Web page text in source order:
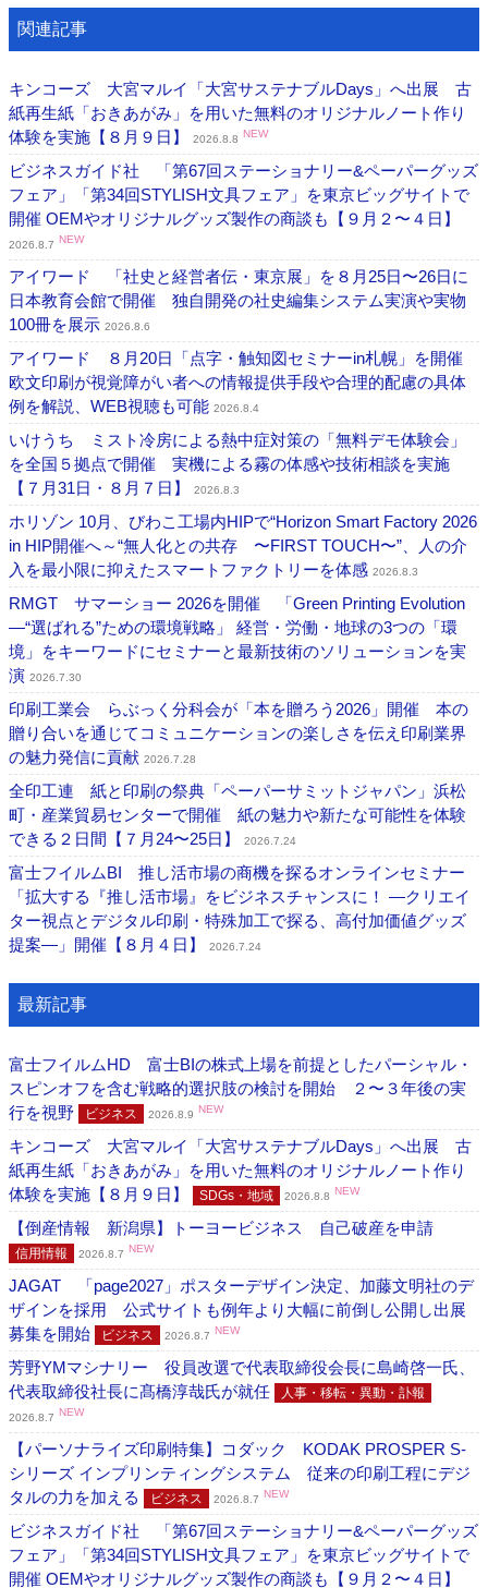
関連記事
キンコーズ 大宮マルイ「大宮サステナブルDays」へ出展 古
紙再生紙「おきあがみ」を用いた無料のオリジナルノート作り
体験を実施【８月９日】
2026.8.8 NEW
ビジネスガイド社 「第67回ステーショナリー&ペーパーグッズ
フェア」「第34回STYLISH文具フェア」を東京ビッグサイトで
開催 OEMやオリジナルグッズ製作の商談も【９月２〜４日】
2026.8.7 NEW
アイワード 「社史と経営者伝・東京展」を８月25日〜26日に
日本教育会館で開催 独自開発の社史編集システム実演や実物
100冊を展示 2026.8.6
アイワード ８月20日「点字・触知図セミナーin札幌」を開催
欧文印刷が視覚障がい者への情報提供手段や合理的配慮の具体
例を解説、WEB視聴も可能 2026.8.4
いけうち ミスト冷房による熱中症対策の「無料デモ体験会」
を全国５拠点で開催 実機による霧の体感や技術相談を実施
【７月31日・８月７日】
2026.8.3
ホリゾン 10月、びわこ工場内HIPで“Horizon Smart Factory 2026
in HIP開催へ～“無人化との共存 〜FIRST TOUCH〜”、人の介
入を最小限に抑えたスマートファクトリーを体感 2026.8.3
RMGT サマーショー 2026を開催 「Green Printing Evolution
―“選ばれる”ための環境戦略」 経営・労働・地球の3つの「環
境」をキーワードにセミナーと最新技術のソリューションを実
演 2026.7.30
印刷工業会 らぶっく分科会が「本を贈ろう2026」開催 本の
贈り合いを通じてコミュニケーションの楽しさを伝え印刷業界
の魅力発信に貢献 2026.7.28
全印工連 紙と印刷の祭典「ペーパーサミットジャパン」浜松
町・産業貿易センターで開催 紙の魅力や新たな可能性を体験
できる２日間【７月24〜25日】
2026.7.24
富士フイルムBI 推し活市場の商機を探るオンラインセミナー
「拡大する『推し活市場』をビジネスチャンスに！ ―クリエイ
ター視点とデジタル印刷・特殊加工で探る、高付加価値グッズ
提案―」開催【８月４日】
2026.7.24
最新記事
富士フイルムHD 富士BIの株式上場を前提としたパーシャル・
スピンオフを含む戦略的選択肢の検討を開始 ２〜３年後の実
行を視野
ビジネス 2026.8.9 NEW
キンコーズ 大宮マルイ「大宮サステナブルDays」へ出展 古
紙再生紙「おきあがみ」を用いた無料のオリジナルノート作り
体験を実施【８月９日】
SDGs・地域 2026.8.8 NEW
【倒産情報 新潟県】トーヨービジネス 自己破産を申請
信用情報 2026.8.7 NEW
JAGAT 「page2027」ポスターデザイン決定、加藤文明社のデ
ザインを採用 公式サイトも例年より大幅に前倒し公開し出展
募集を開始
ビジネス 2026.8.7 NEW
芳野YMマシナリー 役員改選で代表取締役会長に島崎啓一氏、
代表取締役社長に髙橋淳哉氏が就任
人事・移転・異動・訃報
2026.8.7 NEW
【パーソナライズ印刷特集】コダック KODAK PROSPER S-
シリーズ インプリンティングシステム 従来の印刷工程にデジ
タルの力を加える
ビジネス 2026.8.7 NEW
ビジネスガイド社 「第67回ステーショナリー&ペーパーグッズ
フェア」「第34回STYLISH文具フェア」を東京ビッグサイトで
開催 OEMやオリジナルグッズ製作の商談も【９月２〜４日】